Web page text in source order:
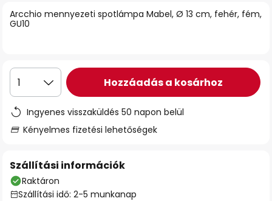
Arcchio mennyezeti spotlámpa Mabel, Ø 13 cm, fehér, fém,
GU10
1 Hozzáadás a kosárhoz
Ingyenes visszaküldés 50 napon belül
Kényelmes fizetési lehetőségek
Szállítási információk
Raktáron
Szállítási idő: 2-5 munkanap